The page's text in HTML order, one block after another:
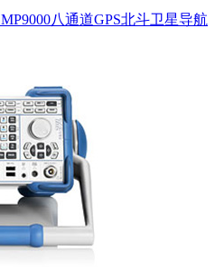
MP9000八通道GPS北斗卫星导航